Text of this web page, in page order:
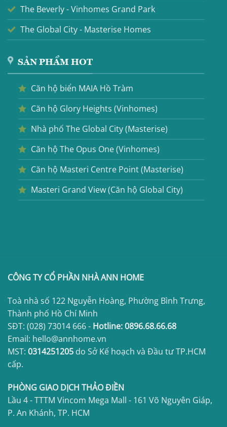
The Beverly - Vinhomes Grand Park
The Global City - Masterise Homes
SẢN PHẨM HOT
Căn hộ biển MAIA Hồ Tràm
Căn hộ Glory Heights (Vinhomes)
Nhà phố The Global City (Masterise)
Căn hộ The Opus One (Vinhomes)
Căn hộ Masteri Centre Point (Masterise)
Masteri Grand View (Căn hộ Global City)
CÔNG TY CỔ PHẦN NHÀ ANN HOME
Toà nhà số 122 Nguyễn Hoàng, Phường Bình Trưng,
Thành phố Hồ Chí Minh
SĐT: (028) 73014 666- Hotline:0896.68.66.68
Email: hello@annhome.vn
MST: 0314251205 do Sở Kế hoạch và Đầu tư TP.HCM
cấp.
PHÒNG GIAO DỊCH THẢO ĐIỀN
Lầu 4 - TTTM Vincom Mega Mall - 161 Võ Nguyên Giáp,
P. An Khánh, TP. HCM